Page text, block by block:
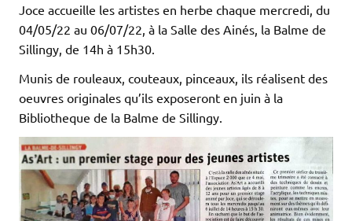
Joce accueille les artistes en herbe chaque mercredi, du
04/05/22 au 06/07/22, à la Salle des Ainés, la Balme de
Sillingy, de 14h à 15h30.
Munis de rouleaux, couteaux, pinceaux, ils réalisent des
oeuvres originales qu’ils exposeront en juin à la
Bibliotheque de la Balme de Sillingy.